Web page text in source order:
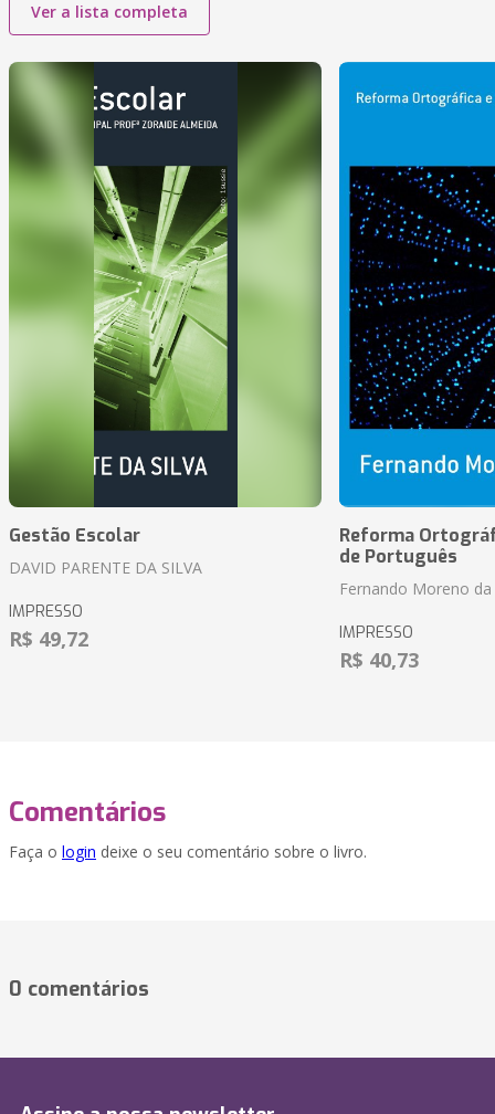
Ver a lista completa
Gestão Escolar
DAVID PARENTE DA SILVA
IMPRESSO
R$ 49,72
Reforma
de Português
Fernando Moreno da
IMPRESSO
R$ 40,73
Comentários
Faça o login deixe o seu comentário sobre o livro.
0 comentários